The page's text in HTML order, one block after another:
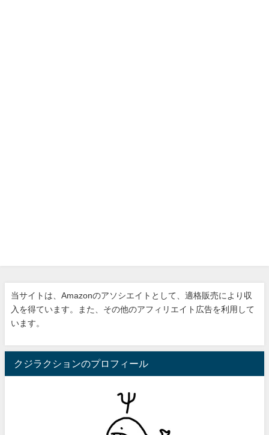
当サイトは、Amazonのアソシエイトとして、適格販売により収
入を得ています。また、その他のアフィリエイト広告を利用して
います。
クジラクションのプロフィール